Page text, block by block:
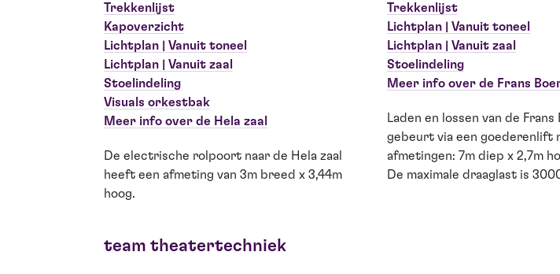
Trekkenlijst
Kapoverzicht
Lichtplan | Vanuit toneel
Lichtplan | Vanuit zaal
Stoelindeling
Visuals orkestbak
Meer info over de Hela zaal
De electrische rolpoort naar de Hela zaal
heeft een afmeting van 3m breed x 3,44m
hoog.
Trekkenlijst
Lichtplan | Vanuit toneel
Lichtplan | Vanuit zaal
Stoelindeling
Meer info over de Frans
Laden en lossen van de Frans
gebeurt via een goederenlift
afmetingen: 7m diep x 2,7m
De maximale draaglast is
team theatertechniek